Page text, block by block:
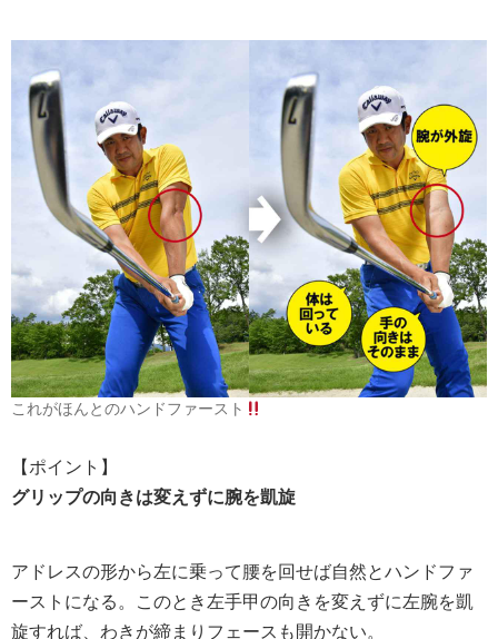
これがほんとのハンドファースト
【ポイント】
グリップの向きは変えずに腕を凱旋
アドレスの形から左に乗って腰を回せば自然とハンドファ
ーストになる。このとき左手甲の向きを変えずに左腕を凱
旋すれば、わきが締まりフェースも開かない。